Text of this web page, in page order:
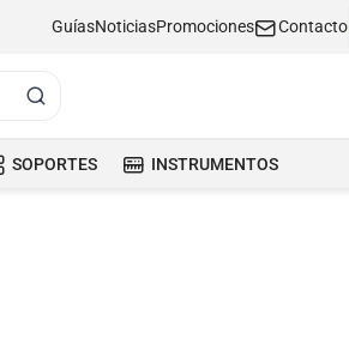
GuíasNoticiasPromociones Contacto
SOPORTES INSTRUMENTOS